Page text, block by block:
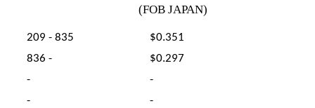
(FOB JAPAN)
209 - 835
$0.351
836 -
$0.297
-
-
-
-